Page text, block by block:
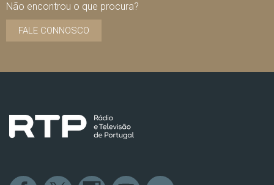
Não encontrou o que procura?
FALE CONNOSCO